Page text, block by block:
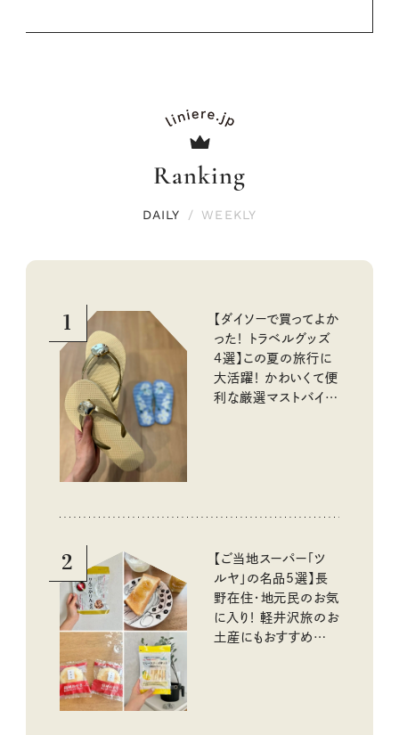
Ranking
DAILY / WEEKLY
1
【ダイソーで買ってよか
った！ トラベルグッズ
4選】この夏の旅行に
大活躍！ かわいくて便
利な厳選マストバイア
2
【ご当地スーパー「ツ
ルヤ」の名品5選】長
野在住・地元民のお気
に入り！ 軽井沢旅のお
土産にもおすすめのお